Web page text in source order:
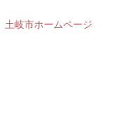
土岐市ホームページ